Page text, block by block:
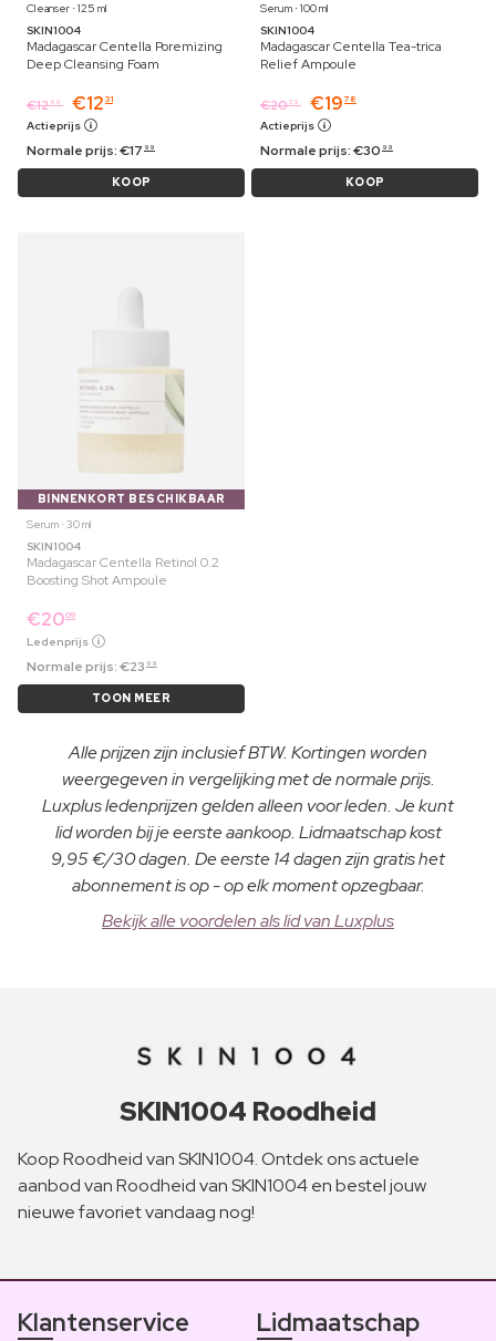
Cleanser ⋅ 125 ml
SKIN1004
Madagascar Centella Poremizing
Deep Cleansing Foam
€12 69 €12 31
Actieprijs
Normale prijs:€17 99
KOOP
Serum ⋅ 100 ml
SKIN1004
Madagascar Centella Tea-trica
Relief Ampoule
€2039 €19 78
Actieprijs
Normale prijs:€30 99
KOOP
BINNENKORT BESCHIKBAAR
Serum ⋅ 30 ml
SKIN1004
Madagascar Centella Retinol 0.2
Boosting Shot Ampoule
€2009
Ledenprijs
Normale prijs:€23 69
TOON MEER
Alle prijzen zijn inclusief BTW. Kortingen worden
weergegeven in vergelijking met de normale prijs.
Luxplus ledenprijzen gelden alleen voor leden. Je kunt
lid worden bij je eerste aankoop. Lidmaatschap kost
9,95 €/30 dagen. De eerste 14 dagen zijn gratis het
abonnement is op - op elk moment opzegbaar.
Bekijk alle voordelen als lid van Luxplus
SKIN1004 Roodheid
Koop Roodheid van SKIN1004. Ontdek ons actuele
aanbod van Roodheid van SKIN1004 en bestel jouw
nieuwe favoriet vandaag nog!
Klantenservice Lidmaatschap